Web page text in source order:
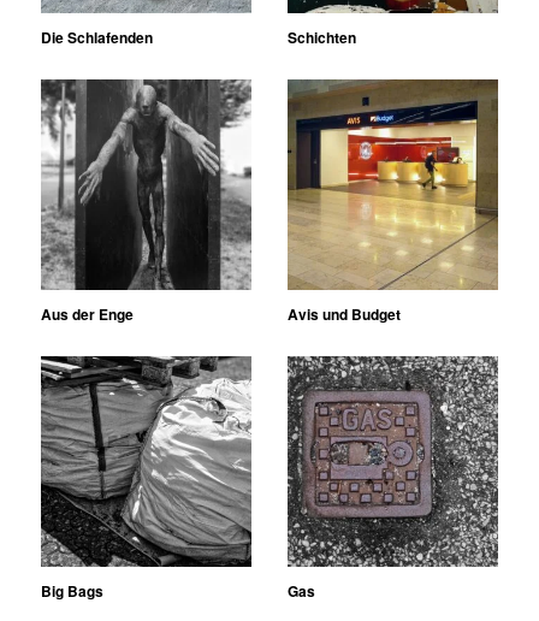
Die Schlafenden Schichten
Aus der Enge Avis und Budget
Big Bags Gas